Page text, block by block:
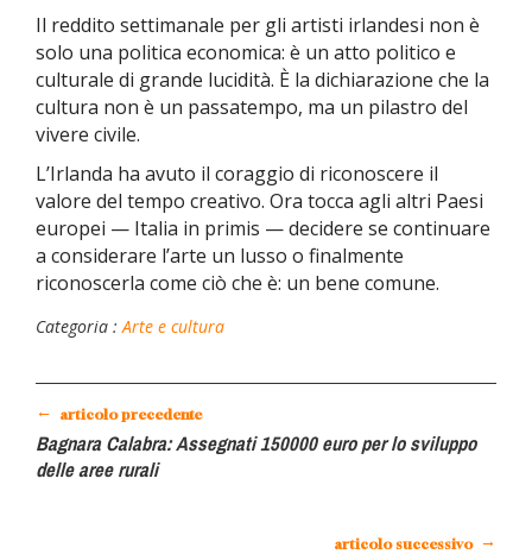
Il reddito settimanale per gli artisti irlandesi non è
solo una politica economica: è un atto politico e
culturale di grande lucidità. È la dichiarazione che la
cultura non è un passatempo, ma un pilastro del
vivere civile.
L’Irlanda ha avuto il coraggio di riconoscere il
valore del tempo creativo. Ora tocca agli altri Paesi
europei — Italia in primis — decidere se continuare
a considerare l’arte un lusso o finalmente
riconoscerla come ciò che è: un bene comune.
Categoria :Arte e cultura
← articolo precedente
Bagnara Calabra: Assegnati 150000 euro per lo sviluppo
delle aree rurali
articolo successivo →